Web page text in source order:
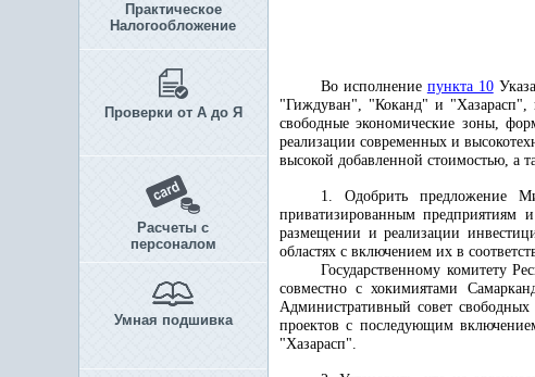
Практическое
Налогообложение
Проверки от А до Я
Расчеты с
персоналом
Умная подшивка
Во исполнение пункта 10
"Гиждуван", "Коканд" и "Хазарасп",
свободные экономические зоны,
реализации современных и
высокой добавленной стоимостью, а
1. Одобрить предложение
приватизированным предприятиям
размещении и реализации
областях с включением их в
Государственному комитету
совместно с хокимиятами
Административный совет
проектов с последующим
"Хазарасп".